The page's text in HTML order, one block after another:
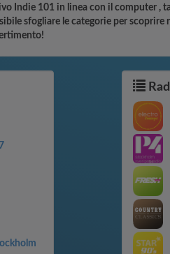
Indie 101 in linea con il computer ,
sfogliare le categorie per